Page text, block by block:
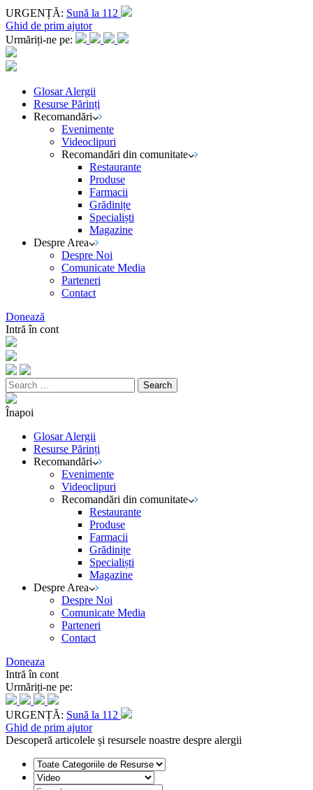
URGENȚĂ: Sună la 112
Ghid de prim ajutor
Urmăriți-ne pe:
Glosar Alergii
Resurse Părinți
Recomandări
Evenimente
Videoclipuri
Recomandări din comunitate
Restaurante
Produse
Farmacii
Grădinițe
Specialiști
Magazine
Despre Area
Despre Noi
Comunicate Media
Parteneri
Contact
Donează
Intră în cont
Search
for:
Înapoi
Glosar Alergii
Resurse Părinți
Recomandări
Evenimente
Videoclipuri
Recomandări din comunitate
Restaurante
Produse
Farmacii
Grădinițe
Specialiști
Magazine
Despre Area
Despre Noi
Comunicate Media
Parteneri
Contact
Doneaza
Intră în cont
Urmăriți-ne pe:
URGENȚĂ: Sună la 112
Ghid de prim ajutor
Descoperă articolele și resursele noastre despre alergii